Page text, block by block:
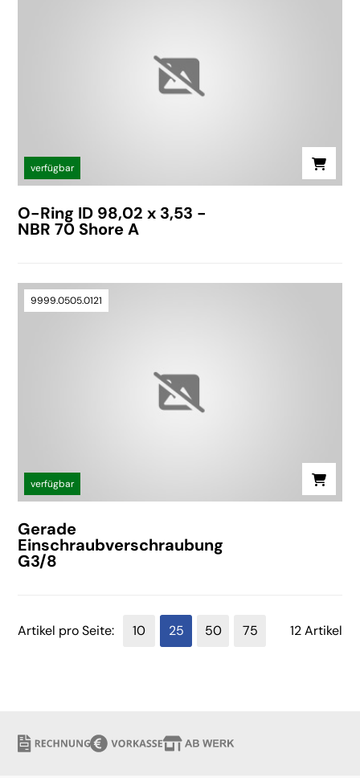
verfügbar
O-Ring ID 98,02 x 3,53 -
NBR 70 Shore A
9999.0505.0121
verfügbar
Gerade
Einschraubverschraubung
G3/8
12 Artikel
Artikel pro Seite: 10 25 50 75